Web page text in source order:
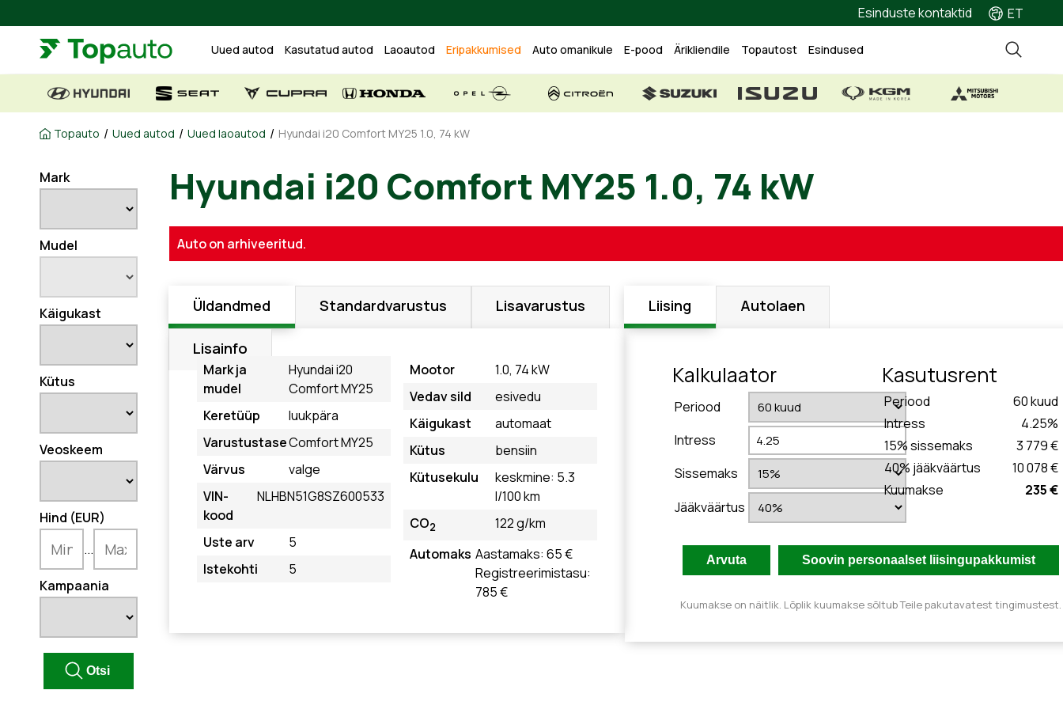
Esinduste kontaktid ET
Uued autod Kasutatud autod Laoautod Eripakkumised Auto omanikule E-pood Ärikliendile Topautost Esindused
Topauto / Uued autod / Uued laoautod / Hyundai i20 Comfort MY25 1.0, 74 kW
Mark
Mudel
Käigukast
Kütus
Veoskeem
Hind (EUR)
...
Kampaania
Hyundai i20 Comfort MY25 1.0, 74 kW
Auto on arhiveeritud.
Üldandmed Standardvarustus Lisavarustus
Lisainfo
Mark ja
mudel
Hyundai i20
Comfort MY25
Keretüüp
luukpära
VarustustaseComfort MY25
Värvus
valge
VIN-
kood
NLHBN51G8SZ600533
Uste arv
5
Istekohti
5
Mootor
1.0, 74 kW
Vedav sild
esivedu
Käigukast
automaat
Kütus
bensiin
Kütusekulu
keskmine: 5.3
l/100 km
CO2
122 g/km
Automaks Aastamaks: 65 €
Registreerimistasu:
785 €
Liising Autolaen
Kalkulaator
Periood
Intress
Sissemaks
Jääkväärtus
Kasutusrent
Periood 60kuud
Intress
4.25%
15% sissemaks
3 779 €
40% jääkväärtus
10 078 €
Kuumakse
235 €
Kuumakse on näitlik. Lõplik kuumakse sõltub Teile pakutavatest tingimustest.